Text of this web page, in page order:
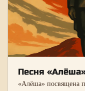
Песня
«Алёша» посвящена